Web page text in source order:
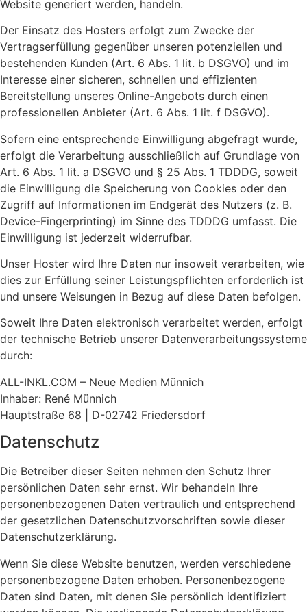
Website generiert werden, handeln.
Der Einsatz des Hosters erfolgt zum Zwecke der
Vertragserfüllung gegenüber unseren potenziellen und
bestehenden Kunden (Art. 6 Abs. 1 lit. b DSGVO) und im
Interesse einer sicheren, schnellen und effizienten
Bereitstellung unseres Online-Angebots durch einen
professionellen Anbieter (Art. 6 Abs. 1 lit. f DSGVO).
Sofern eine entsprechende Einwilligung abgefragt wurde,
erfolgt die Verarbeitung ausschließlich auf Grundlage von
Art. 6 Abs. 1 lit. a DSGVO und § 25 Abs. 1 TDDDG, soweit
die Einwilligung die Speicherung von Cookies oder den
Zugriff auf Informationen im Endgerät des Nutzers (z. B.
Device-Fingerprinting) im Sinne des TDDDG umfasst. Die
Einwilligung ist jederzeit widerrufbar.
Unser Hoster wird Ihre Daten nur insoweit verarbeiten, wie
dies zur Erfüllung seiner Leistungspflichten erforderlich ist
und unsere Weisungen in Bezug auf diese Daten befolgen.
Soweit Ihre Daten elektronisch verarbeitet werden, erfolgt
der technische Betrieb unserer Datenverarbeitungssysteme
durch:
ALL-INKL.COM – Neue Medien Münnich
Inhaber: René Münnich
Hauptstraße 68 | D-02742 Friedersdorf
Datenschutz
Die Betreiber dieser Seiten nehmen den Schutz Ihrer
persönlichen Daten sehr ernst. Wir behandeln Ihre
personenbezogenen Daten vertraulich und entsprechend
der gesetzlichen Datenschutzvorschriften sowie dieser
Datenschutzerklärung.
Wenn Sie diese Website benutzen, werden verschiedene
personenbezogene Daten erhoben. Personenbezogene
Daten sind Daten, mit denen Sie persönlich identifiziert